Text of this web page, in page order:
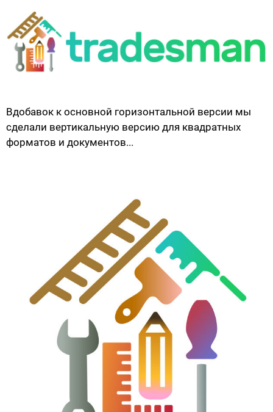
Вдобавок к основной горизонтальной версии мы
сделали вертикальную версию для квадратных
форматов и документов...